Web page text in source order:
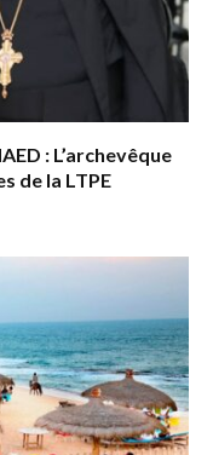
: L’archevêque
de la LTPE